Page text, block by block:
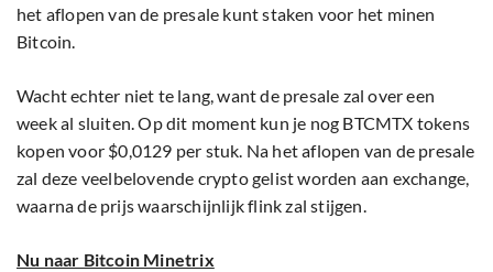
het aflopen van de presale kunt staken voor het minen
Bitcoin.
Wacht echter niet te lang, want de presale zal over een
week al sluiten. Op dit moment kun je nog BTCMTX tokens
kopen voor $0,0129 per stuk. Na het aflopen van de presale
zal deze veelbelovende crypto gelist worden aan exchange,
waarna de prijs waarschijnlijk flink zal stijgen.
Nu naar Bitcoin Minetrix